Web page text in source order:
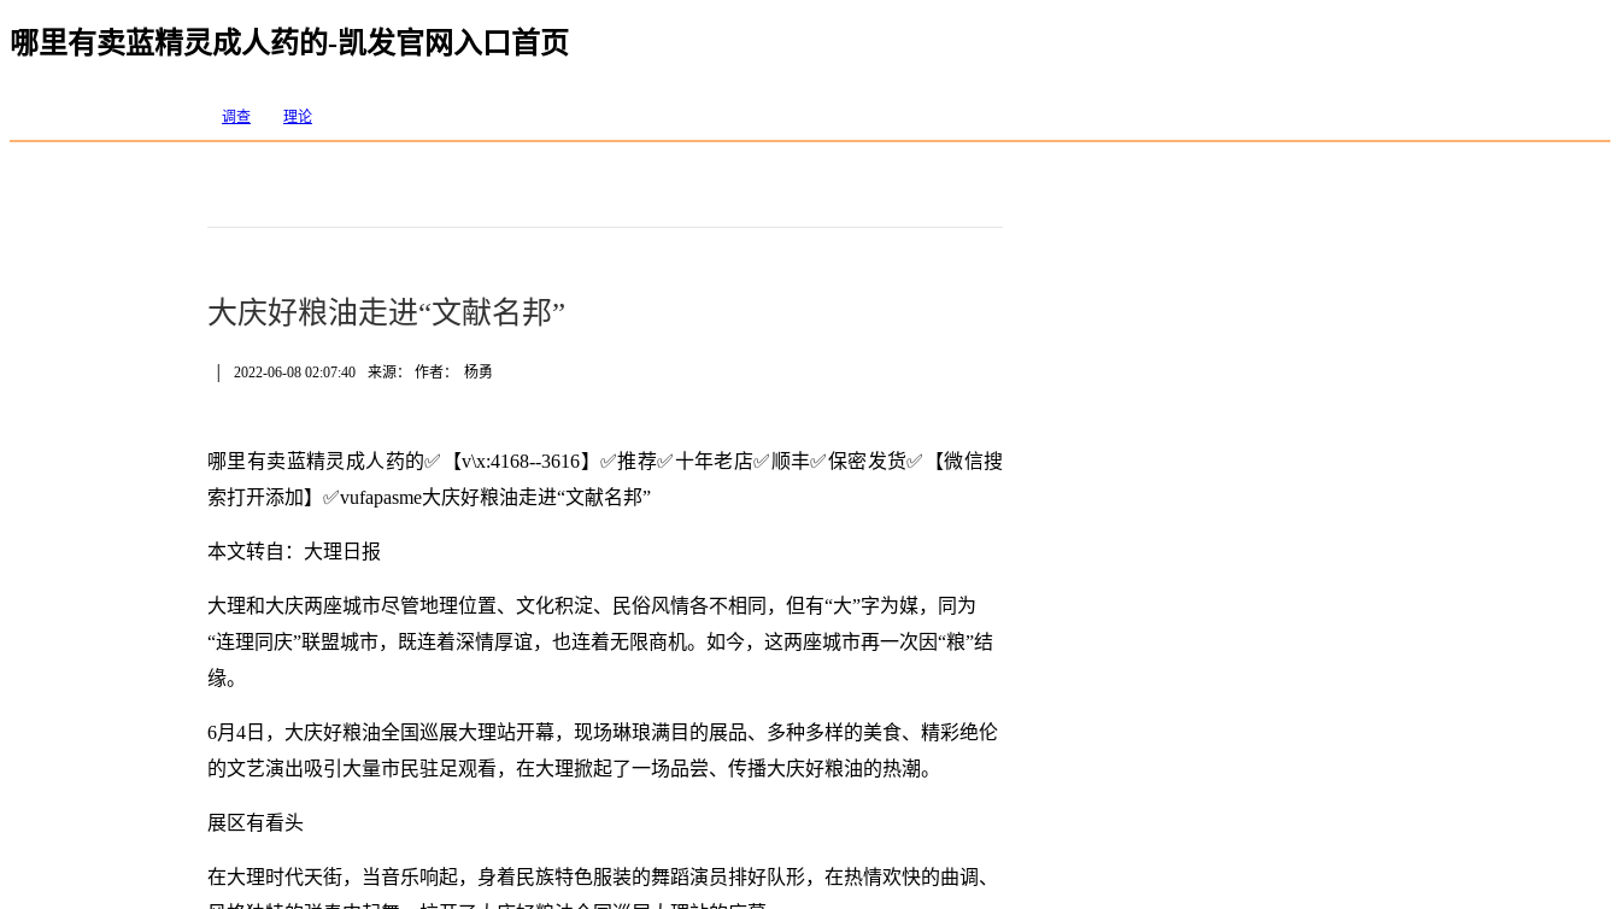
哪里有卖蓝精灵成人药的-凯发官网入口首页
调查 理论
大庆好粮油走进“文献名邦”
2022-06-08 02:07:40 来源： 作者： 杨勇
哪里有卖蓝精灵成人药的✅【v\x:4168--3616】✅推荐✅十年老店✅顺丰✅保密发货✅【微信搜
索打开添加】✅vufapasme大庆好粮油走进“文献名邦”
本文转自：大理日报
大理和大庆两座城市尽管地理位置、文化积淀、民俗风情各不相同，但有“大”字为媒，同为
“连理同庆”联盟城市，既连着深情厚谊，也连着无限商机。如今，这两座城市再一次因“粮”结
缘。
6月4日，大庆好粮油全国巡展大理站开幕，现场琳琅满目的展品、多种多样的美食、精彩绝伦
的文艺演出吸引大量市民驻足观看，在大理掀起了一场品尝、传播大庆好粮油的热潮。
展区有看头
在大理时代天街，当音乐响起，身着民族特色服装的舞蹈演员排好队形，在热情欢快的曲调、